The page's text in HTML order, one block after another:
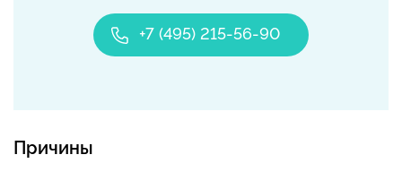
+7 (495) 215-56-90
Причины